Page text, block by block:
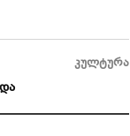
კულტურა